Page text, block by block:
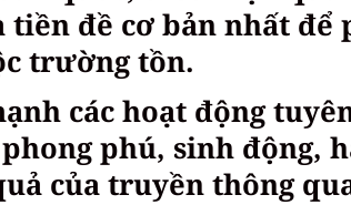
tiền đề cơ bản nhất
trường tồn.
các hoạt động
phú, sinh động,
của truyền thông